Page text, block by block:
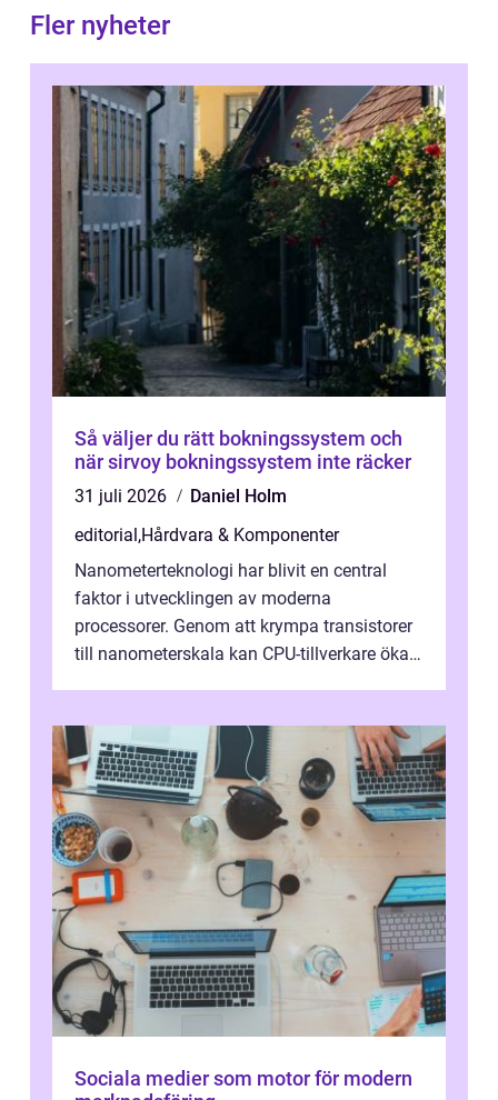
Fler nyheter
Så väljer du rätt bokningssystem och
när sirvoy bokningssystem inte räcker
31 juli 2026
Daniel Holm
editorial,Hårdvara & Komponenter
Nanometerteknologi har blivit en central
faktor i utvecklingen av moderna
processorer. Genom att krympa transistorer
till nanometerskala kan CPU-tillverkare öka
Sociala medier som motor för modern